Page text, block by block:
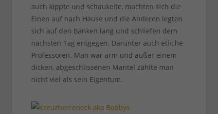
auch kippte und schaukelte, machten sich die
Einen auf nach Hause und die Anderen legten
sich auf den Bänken lang und schliefen dem
nächsten Tag entgegen. Darunter auch etliche
Professoren. Man war arm und außer einem
dicken, abgeschlissenen Mantel zählte man
nicht viel als sein Eigentum.